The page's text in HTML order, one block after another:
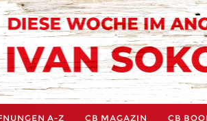
A-Z CB MAGAZIN CB